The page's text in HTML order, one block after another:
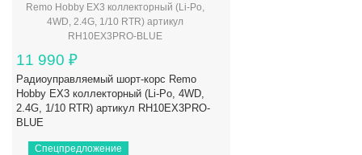
11 990 ₽
Радиоуправляемый шорт-корс Remo
Hobby EX3 коллекторный (Li-Po, 4WD,
2.4G, 1/10 RTR) артикул RH10EX3PRO-
BLUE
Спецпредложение